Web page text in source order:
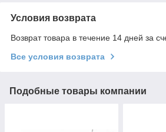
Условия возврата
Возврат товара в течение 14 дней за
Все условия возврата
Подобные товары компании